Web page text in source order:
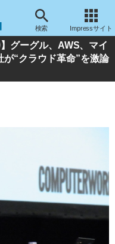
検索 Impressサイト
グーグル、AWS、マイ
“クラウド革命”を激論